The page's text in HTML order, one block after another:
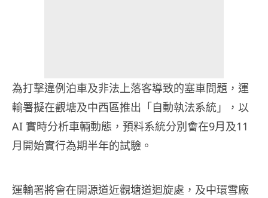
為打擊違例泊車及非法上落客導致的塞車問題，運
輸署擬在觀塘及中西區推出「自動執法系統」，以
AI 實時分析車輛動態，預料系統分別會在9月及11
月開始實行為期半年的試驗。
運輸署將會在開源道近觀塘道迴旋處，及中環雪廠